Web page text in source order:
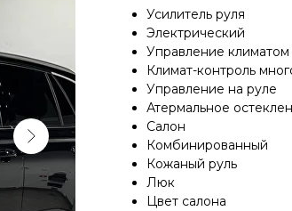
Усилитель руля
Электрический
Управление климатом
Климат-контроль
Управление на руле
Атермальное
Салон
Комбинированный
Кожаный руль
Люк
Цвет салона